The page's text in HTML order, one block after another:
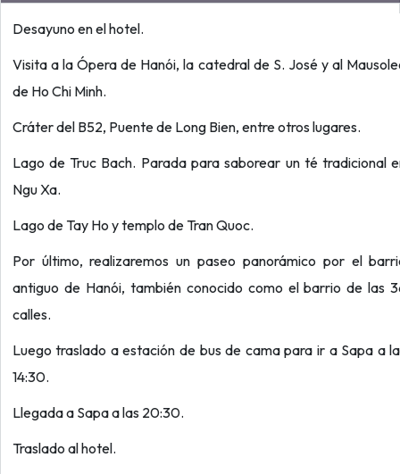
Desayuno en el hotel.
Visita a la Ópera de Hanói, la catedral de S. José y al
de Ho Chi Minh.
Cráter del B52, Puente de Long Bien, entre otros lugares.
Lago de Truc Bach. Parada para saborear un té tradicional
Ngu Xa.
Lago de Tay Ho y templo de Tran Quoc.
Por último, realizaremos un paseo panorámico por el
antiguo de Hanói, también conocido como el barrio de las
calles.
Luego traslado a estación de bus de cama para ir a Sapa a
14:30.
Llegada a Sapa a las 20:30.
Traslado al hotel.